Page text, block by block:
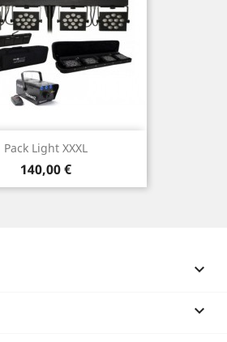
Pack Light XXXL
Prix
140,00 €

